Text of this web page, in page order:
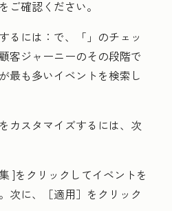
ご確認ください。
るには： で、「 」のチェッ
客ジャーニーのその段階で
最も多いイベントを検索し
カスタマイズするには、次
]をクリックしてイベントを
次に、
［適用］をクリック